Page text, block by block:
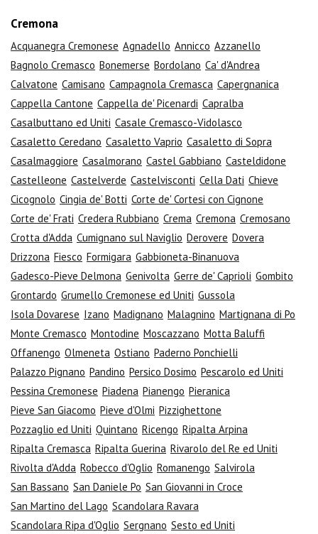
Cremona
Acquanegra Cremonese Agnadello Annicco Azzanello
Bagnolo Cremasco Bonemerse Bordolano Ca' d'Andrea
Calvatone Camisano Campagnola Cremasca Capergnanica
Cappella Cantone Cappella de' Picenardi Capralba
Casalbuttano ed Uniti Casale Cremasco-Vidolasco
Casaletto Ceredano Casaletto Vaprio Casaletto di Sopra
Casalmaggiore Casalmorano Castel Gabbiano Casteldidone
Castelleone Castelverde Castelvisconti Cella Dati Chieve
Cicognolo Cingia de' Botti Corte de' Cortesi con Cignone
Corte de' Frati Credera Rubbiano Crema Cremona Cremosano
Crotta d'Adda Cumignano sul Naviglio Derovere Dovera
Drizzona Fiesco Formigara Gabbioneta-Binanuova
Gadesco-Pieve Delmona Genivolta Gerre de' Caprioli Gombito
Grontardo Grumello Cremonese ed Uniti Gussola
Isola Dovarese Izano Madignano Malagnino Martignana di Po
Monte Cremasco Montodine Moscazzano Motta Baluffi
Offanengo Olmeneta Ostiano Paderno Ponchielli
Palazzo Pignano Pandino Persico Dosimo Pescarolo ed Uniti
Pessina Cremonese Piadena Pianengo Pieranica
Pieve San Giacomo Pieve d'Olmi Pizzighettone
Pozzaglio ed Uniti Quintano Ricengo Ripalta Arpina
Ripalta Cremasca Ripalta Guerina Rivarolo del Re ed Uniti
Rivolta d'Adda Robecco d'Oglio Romanengo Salvirola
San Bassano San Daniele Po San Giovanni in Croce
San Martino del Lago Scandolara Ravara
Scandolara Ripa d'Oglio Sergnano Sesto ed Uniti